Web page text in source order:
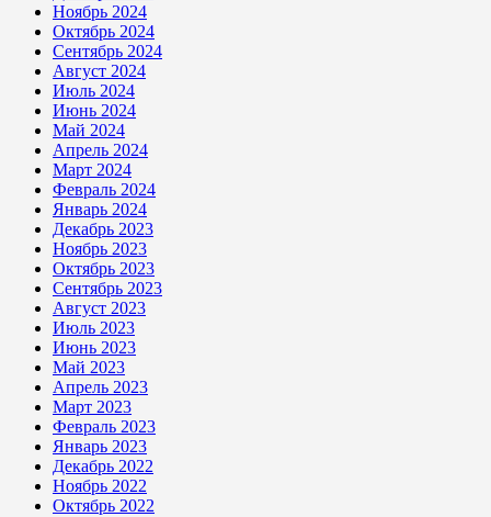
Ноябрь 2024
Октябрь 2024
Сентябрь 2024
Август 2024
Июль 2024
Июнь 2024
Май 2024
Апрель 2024
Март 2024
Февраль 2024
Январь 2024
Декабрь 2023
Ноябрь 2023
Октябрь 2023
Сентябрь 2023
Август 2023
Июль 2023
Июнь 2023
Май 2023
Апрель 2023
Март 2023
Февраль 2023
Январь 2023
Декабрь 2022
Ноябрь 2022
Октябрь 2022